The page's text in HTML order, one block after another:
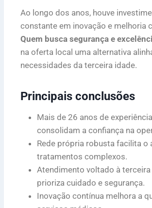
Ao longo dos anos, houve
constante em inovação e melhoria
Quem busca segurança e
na oferta local uma alternativa
necessidades da terceira idade.
Principais conclusões
Mais de 26 anos de experiência
consolidam a confiança na
Rede própria robusta facilita o
tratamentos complexos.
Atendimento voltado à
prioriza cuidado e segurança.
Inovação contínua melhora a